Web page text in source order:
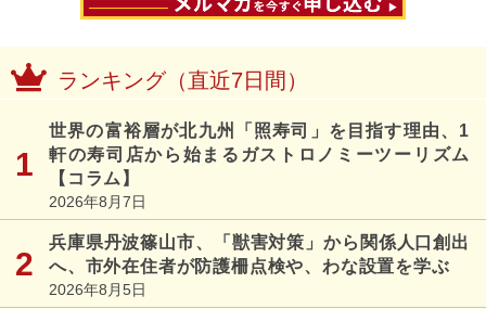
ランキング（直近7日間）
世界の富裕層が北九州「照寿司」を目指す理由、1
軒の寿司店から始まるガストロノミーツーリズム
【コラム】
2026年8月7日
兵庫県丹波篠山市、「獣害対策」から関係人口創出
へ、市外在住者が防護柵点検や、わな設置を学ぶ
2026年8月5日